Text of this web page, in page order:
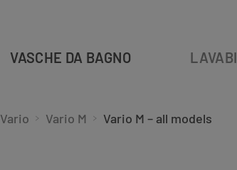
VASCHE DA BAGNO LAVABI
Vario Vario M Vario M – all models